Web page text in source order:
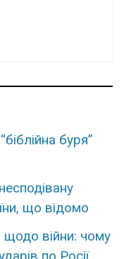
буря”
що відомо
щодо війни: чому
по Росії